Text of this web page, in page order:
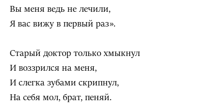
Вы меня ведь не лечили,
Я вас вижу в первый раз».
Старый доктор только хмыкнул
И воззрился на меня,
И слегка зубами скрипнул,
На себя мол, брат, пеняй.